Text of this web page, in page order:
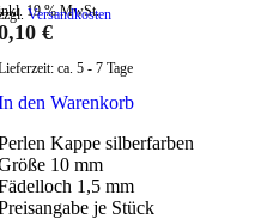
19 % MwSt.
Versandkosten
€
ca. 5 - 7 Tage
den Warenkorb
Kappe silberfarben
10 mm
1,5 mm
je Stück